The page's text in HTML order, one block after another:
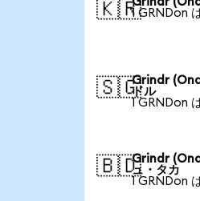
🇰🇷1 GRNDon
🇸🇬Grindr
ドル
1 GRNDon
🇧🇩Grindr
ュ・タカ
1 GRNDon